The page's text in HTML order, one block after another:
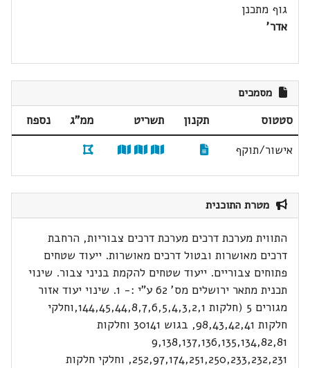
גוף מתכנן
אדר'
מסמכים
סטטוס תקנון תשריט ממ"ג
נספח
אישור/תוקף
מטרת התוכנית
התווית מערכת דרכים מערכת דרכים צבוריות, הרחבת
דרכים מאושרות ובטול דרכים מאושרות. ייעוד שטחים
פתוחים צבוריים. ייעוד שטחים להקמת בניני צבור. שינוי
תכנית מתאר ירושלים מס' 62 ע"י :- 1. שינוי יעוד אזור
מגורים 5 (חלקות 144,45,44,8,7,6,5,4,3,2,1,וחלקי
חלקות 98,43,42,41, בגוש 30141 וחלקות
9,138,137,136,135,134,82,81
252,97,174,251,250,233,232,231, וחלקי חלקות